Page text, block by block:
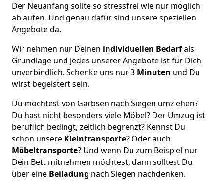
Der Neuanfang sollte so stressfrei wie nur möglich
ablaufen. Und genau dafür sind unsere speziellen
Angebote da.
Wir nehmen nur Deinen individuellen Bedarfals
Grundlage und jedes unserer Angebote ist für Dich
unverbindlich. Schenke uns nur 3 Minuten und Du
wirst begeistert sein.
Du möchtest von Garbsen nach Siegen umziehen?
Du hast nicht besonders viele Möbel? Der Umzug ist
beruflich bedingt, zeitlich begrenzt? Kennst Du
schon unsere Kleintransporte? Oder auch
Möbeltransporte? Und wenn Du zum Beispiel nur
Dein Bett mitnehmen möchtest, dann solltest Du
über eine Beiladung nach Siegen nachdenken.